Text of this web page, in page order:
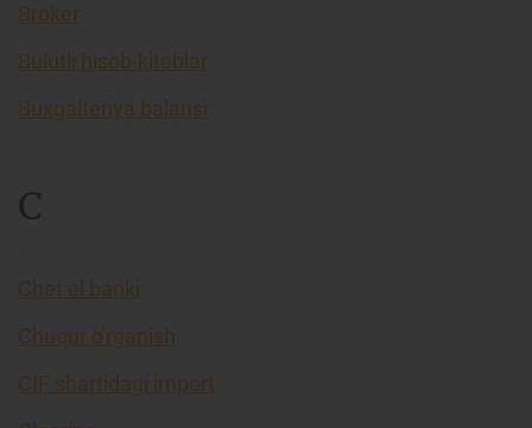
Broker
Bulutli hisob-kitoblar
Buxgalteriya balansi
C
Chet el banki
Chuqur o'rganish
CIF shartidagi import